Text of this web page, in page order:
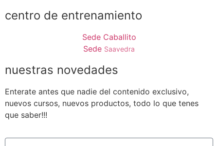
centro de entrenamiento
Sede Caballito
Sede Saavedra
nuestras novedades
Enterate antes que nadie del contenido exclusivo,
nuevos cursos, nuevos productos, todo lo que tenes
que saber!!!